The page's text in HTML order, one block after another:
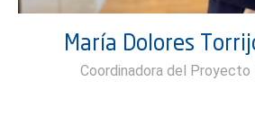
María Dolores
Coordinadora del